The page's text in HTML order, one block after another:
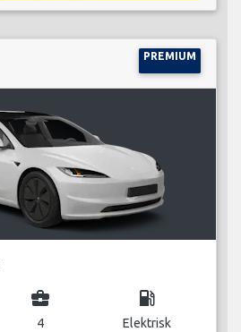
PREMIUM
business_center
4
local_gas_station
Elektrisk